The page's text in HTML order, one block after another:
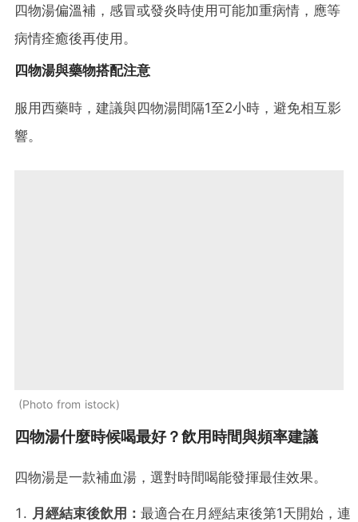
四物湯偏溫補，感冒或發炎時使用可能加重病情，應等
病情痊癒後再使用。
四物湯與藥物搭配注意
服用西藥時，建議與四物湯間隔1至2小時，避免相互影
響。
Photo from istock
四物湯什麼時候喝最好？飲用時間與頻率建議
四物湯是一款補血湯，選對時間喝能發揮最佳效果。
月經結束後飲用： 最適合在月經結束後第1天開始，連